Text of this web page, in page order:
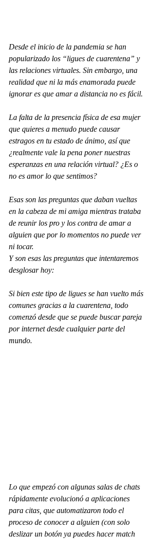
Desde el inicio de la pandemia se han
popularizado los “ligues de cuarentena” y
las relaciones virtuales. Sin embargo, una
realidad que ni la más enamorada puede
ignorar es que amar a distancia no es fácil.
La falta de la presencia física de esa mujer
que quieres a menudo puede causar
estragos en tu estado de ánimo, así que
¿realmente vale la pena poner nuestras
esperanzas en una relación virtual? ¿Es o
no es amor lo que sentimos?
Esas son las preguntas que daban vueltas
en la cabeza de mi amiga mientras trataba
de reunir los pro y los contra de amar a
alguien que por lo momentos no puede ver
ni tocar.
Y son esas las preguntas que intentaremos
desglosar hoy:
Si bien este tipo de ligues se han vuelto más
comunes gracias a la cuarentena, todo
comenzó desde que se puede buscar pareja
por internet desde cualquier parte del
mundo.
Lo que empezó con algunas salas de chats
rápidamente evolucionó a aplicaciones
para citas, que automatizaron todo el
proceso de conocer a alguien (con solo
deslizar un botón ya puedes hacer match